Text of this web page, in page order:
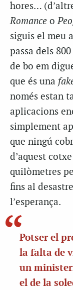
hores…
Romance o
siguis el meu
passa dels
de bo em
que és una
només estan
aplicacions
simplement
que ningú
d’aquest
quilòmetres
fins al
l’esperança.
Potser el
la falta de
un
el de la